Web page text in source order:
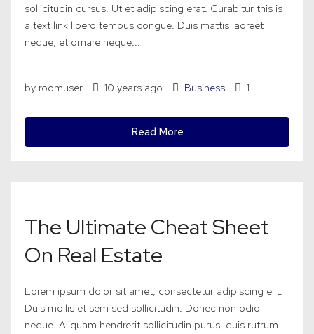
sollicitudin cursus. Ut et adipiscing erat. Curabitur this is
a text link libero tempus congue. Duis mattis laoreet
neque, et ornare neque...
by roomuser 10 years ago Business 1
Read More
The Ultimate Cheat Sheet
On Real Estate
Lorem ipsum dolor sit amet, consectetur adipiscing elit.
Duis mollis et sem sed sollicitudin. Donec non odio
neque. Aliquam hendrerit sollicitudin purus, quis rutrum